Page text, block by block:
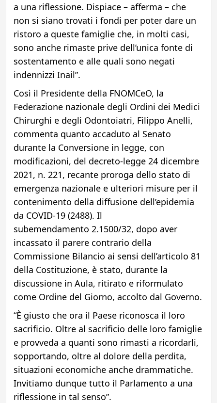
a una riflessione. Dispiace – afferma – che
non si siano trovati i fondi per poter dare un
ristoro a queste famiglie che, in molti casi,
sono anche rimaste prive dell’unica fonte di
sostentamento e alle quali sono negati
indennizzi Inail”.
Così il Presidente della FNOMCeO, la
Federazione nazionale degli Ordini dei Medici
Chirurghi e degli Odontoiatri, Filippo Anelli,
commenta quanto accaduto al Senato
durante la Conversione in legge, con
modificazioni, del decreto-legge 24 dicembre
2021, n. 221, recante proroga dello stato di
emergenza nazionale e ulteriori misure per il
contenimento della diffusione dell’epidemia
da COVID-19 (2488). Il
subemendamento 2.1500/32, dopo aver
incassato il parere contrario della
Commissione Bilancio ai sensi dell’articolo 81
della Costituzione, è stato, durante la
discussione in Aula, ritirato e riformulato
come Ordine del Giorno, accolto dal Governo.
“È giusto che ora il Paese riconosca il loro
sacrificio. Oltre al sacrificio delle loro famiglie
e provveda a quanti sono rimasti a ricordarli,
sopportando, oltre al dolore della perdita,
situazioni economiche anche drammatiche.
Invitiamo dunque tutto il Parlamento a una
riflessione in tal senso”.